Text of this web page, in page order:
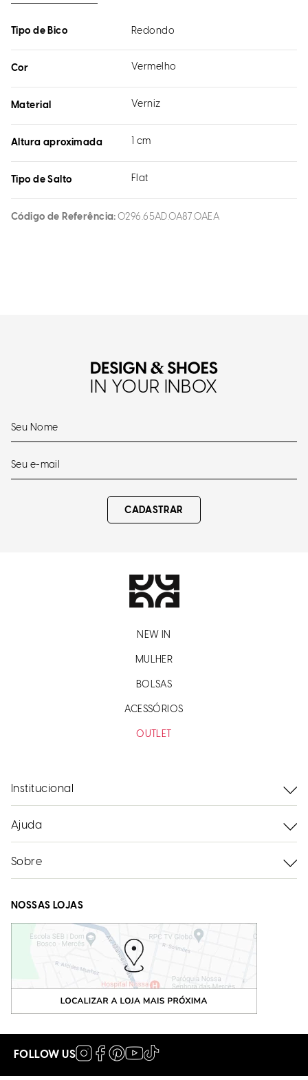
Tipo de Bico Redondo
Cor Vermelho
Material Verniz
Altura aproximada 1 cm
Tipo de Salto Flat
Código de Referência 0296.65AD.0A87.0AEA
IN YOUR INBOX
CADASTRAR
NEW IN
MULHER
BOLSAS
ACESSÓRIOS
OUTLET
Institucional
Ajuda
Sobre
NOSSAS LOJAS
FOLLOW US